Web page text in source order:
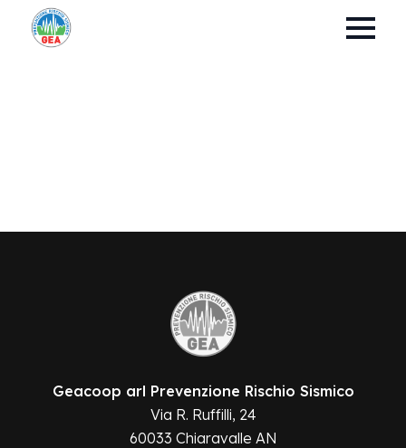
Geacoop arl Prevenzione Rischio Sismico
Via R. Ruffilli, 24
60033 Chiaravalle AN